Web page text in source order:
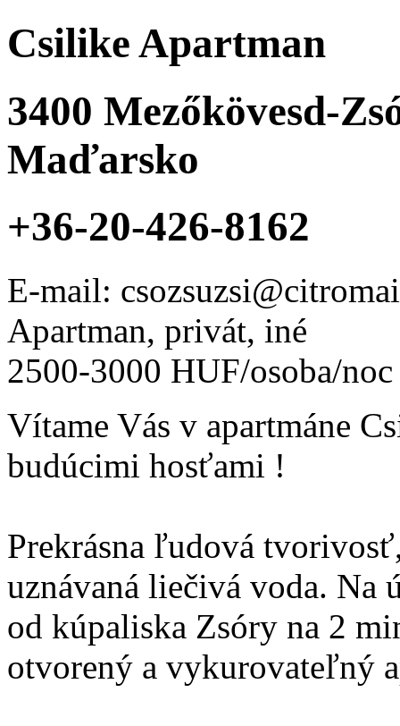
Csilike Apartman
3400 Mezőkövesd-
Maďarsko
+36-20-426-8162
E-mail:
Apartman, privát, iné
2500-3000 HUF/osoba/noc
Vítame Vás v apartmáne
budúcimi hosťami !
Prekrásna ľudová
uznávaná liečivá voda. Na
od kúpaliska Zsóry na 2
otvorený a vykurovateľný